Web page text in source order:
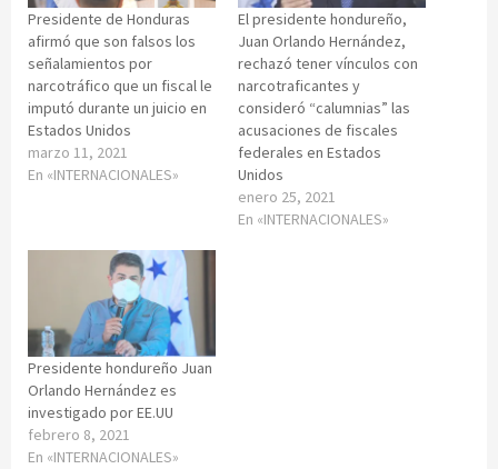
Presidente de Honduras
afirmó que son falsos los
señalamientos por
narcotráfico que un fiscal le
imputó durante un juicio en
Estados Unidos
marzo 11, 2021
En «INTERNACIONALES»
El presidente hondureño,
Juan Orlando Hernández,
rechazó tener vínculos con
narcotraficantes y
consideró “calumnias” las
acusaciones de fiscales
federales en Estados
Unidos
enero 25, 2021
En «INTERNACIONALES»
Presidente hondureño Juan
Orlando Hernández es
investigado por EE.UU
febrero 8, 2021
En «INTERNACIONALES»